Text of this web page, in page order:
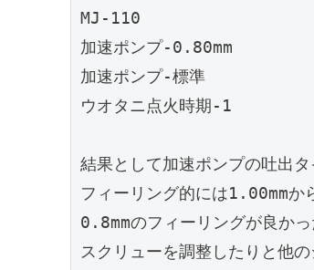
MJ-110
加速ポンプ-0.80mm
加速ポンプ-標準
ウオタニ点火時期-1
結果として加速ポンプの吐出
フィーリング的には1.00mmか
0.8mmのフィーリングが良か
スクリューを調整したりと他